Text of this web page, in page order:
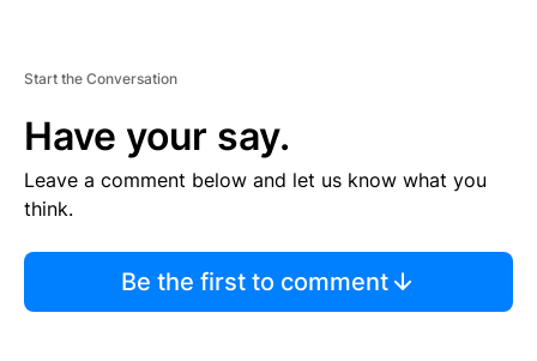
Start the Conversation
Have your say.
Leave a comment below and let us know what you
think.
Be the first to comment